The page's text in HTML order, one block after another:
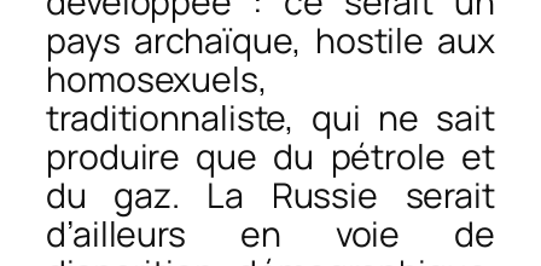
pays archaïque, hostile aux
homosexuels,
traditionnaliste, qui ne sait
produire que du pétrole et
du gaz. La Russie serait
d’ailleurs en voie de